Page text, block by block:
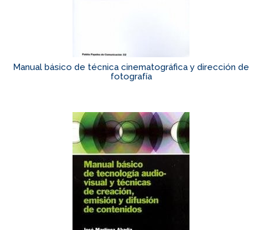
Manual básico de técnica cinematográfica y dirección de
fotografía